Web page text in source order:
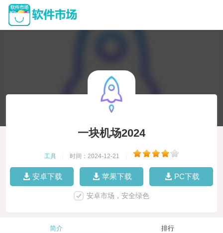
一块机场2024
工具 时间：2024-12-21
安卓下载 苹果下载 PC下载
安卓市场，安全绿色
简介 排行